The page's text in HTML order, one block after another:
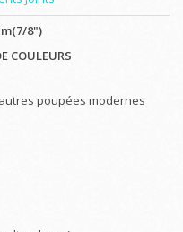
8")
COULEURS
poupées modernes